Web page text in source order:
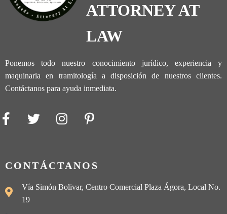
ATTORNEY AT
LAW
Ponemos todo nuestro conocimiento jurídico, experiencia y
maquinaria en tramitología a disposición de nuestros clientes.
Contáctanos para ayuda inmediata.
CONTÁCTANOS
Vía Simón Bolivar, Centro Comercial Plaza Ágora, Local No.
19